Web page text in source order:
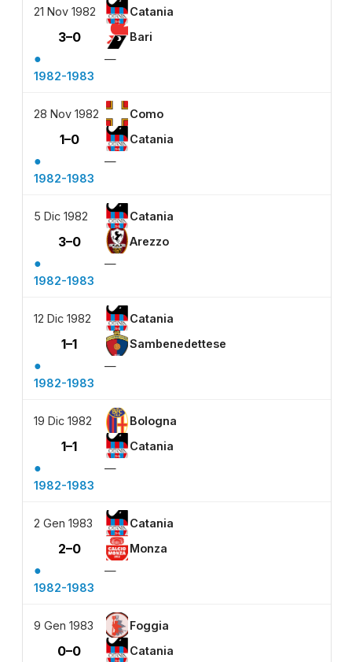
21 Nov 1982 Catania
3–0 Bari
●
—
1982-1983
28 Nov 1982 Como
1–0 Catania
●
—
1982-1983
5 Dic 1982 Catania
3–0 Arezzo
●
—
1982-1983
12 Dic 1982 Catania
1–1 Sambenedettese
●
—
1982-1983
19 Dic 1982 Bologna
1–1 Catania
●
—
1982-1983
2 Gen 1983 Catania
2–0 Monza
●
—
1982-1983
9 Gen 1983 Foggia
0–0 Catania